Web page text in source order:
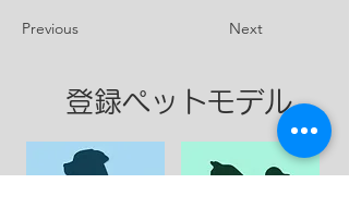
Previous Next
登録ペットモデル